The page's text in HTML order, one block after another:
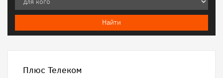
Плюс Телеком